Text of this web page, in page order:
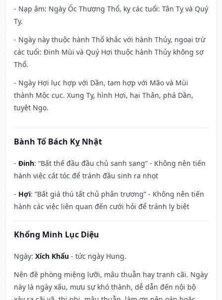
- Nạp âm: Ngày Ốc Thượng Thổ, kỵ các tuổi: Tân Tỵ và Quý
Tỵ.
- Ngày này thuộc hành Thổ khắc với hành Thủy, ngoại trừ
các tuổi: Đinh Mùi và Quý Hợi thuộc hành Thủy không sợ
Thổ.
- Ngày Hợi lục hợp với Dần, tam hợp với Mão và Mùi
thành Mộc cục. Xung Tỵ, hình Hợi, hại Thân, phá Dần,
tuyệt Ngọ.
Bành Tổ Bách Kỵ Nhật
- Đinh: “Bất thế đầu đầu chủ sanh sang” - Không nên tiến
hành việc cắt tóc để tránh đầu sinh ra nhọt
- Hợi: “Bất giá thú tất chủ phân trương” - Không nên tiến
hành các việc liên quan đến cưới hỏi để tránh ly biệt
Khổng Minh Lục Diệu
Ngày: Xích Khẩu - tức ngày Hung.
Nên đề phòng miệng lưỡi, mâu thuẫn hay tranh cãi. Ngày
này là ngày xấu, mưu sự khó thành, dễ dẫn đến nội bộ